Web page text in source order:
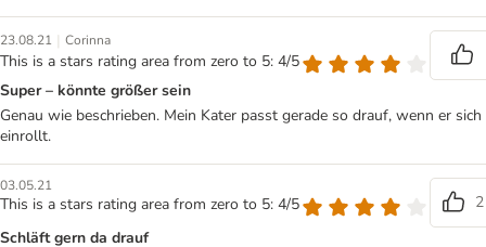
23.08.21 | Corinna
This is a stars rating area from zero to 5: 4/5
Super – könnte größer sein
Genau wie beschrieben. Mein Kater passt gerade so drauf, wenn er sich
einrollt.
03.05.21
This is a stars rating area from zero to 5: 4/5
2
Schläft gern da drauf